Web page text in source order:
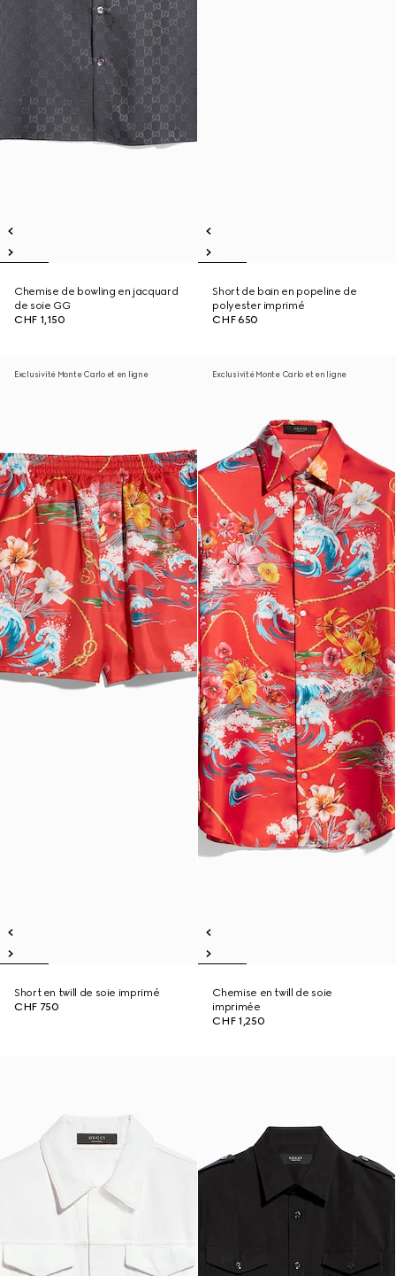
Chemise de bowling en jacquard
de soie GG
CHF 1,150
Short de bain en popeline de
polyester imprimé
CHF 650
Exclusivité Monte Carlo et en ligne
Short en twill de soie imprimé
CHF 750
Exclusivité Monte Carlo et en ligne
Chemise en twill de soie
imprimée
CHF 1,250